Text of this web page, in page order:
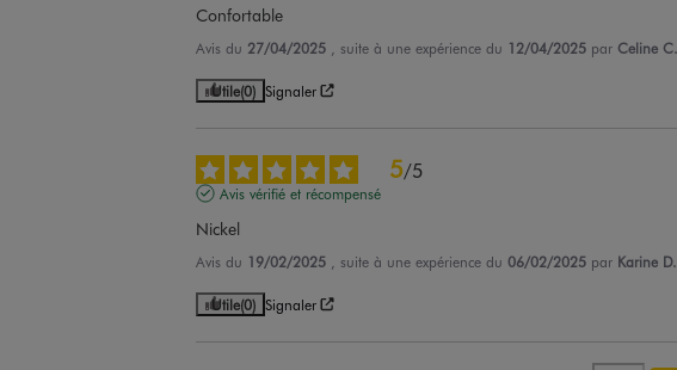
Confortable
Avis du 27/04/2025 , suite à une expérience du 12/04/2025 par Celine C.
Utile(0) Signaler
5/5
Avis vérifié et récompensé
Nickel
Avis du 19/02/2025 , suite à une expérience du 06/02/2025 par Karine D.
Utile(0) Signaler